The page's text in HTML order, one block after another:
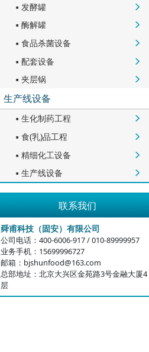
 发酵罐 
 酶解罐 
 食品杀菌设备 
 配套设备 
 夹层锅 
生产线设备
 生化制药工程 
 食(乳)品工程 
 精细化工设备 
 生产线设备 
联系我们
舜甫科技（固安）有限公司
公司电话：400-6006-917 / 010-89999957
业务手机：15699996727
邮箱：bjshunfood@163.com
总部地址：北京大兴区金苑路3号金融大厦4
层